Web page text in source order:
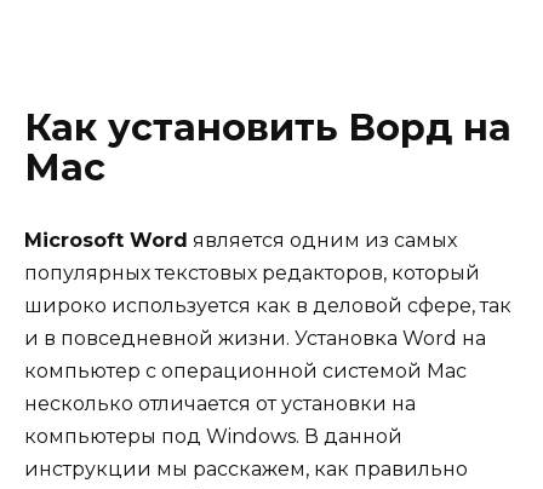
Как установить Ворд на
Мас
Microsoft Word является одним из самых
популярных текстовых редакторов, который
широко используется как в деловой сфере, так
и в повседневной жизни. Установка Word на
компьютер с операционной системой Mac
несколько отличается от установки на
компьютеры под Windows. В данной
инструкции мы расскажем, как правильно